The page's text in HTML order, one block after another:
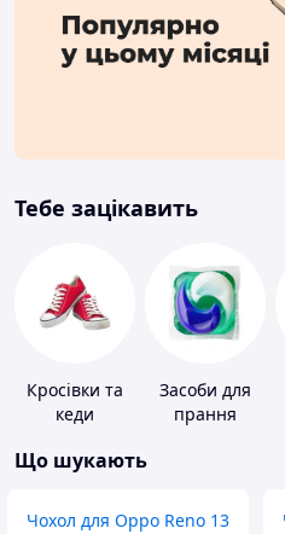
Тебе зацікавить
Кросівки та
кеди
Засоби для
прання
Що шукають
Чохол для Oppo Reno 13